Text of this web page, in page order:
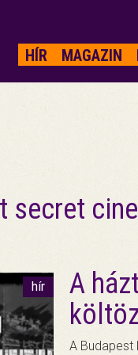
HÍR MAGAZIN
secret
hír
A
A Budapest